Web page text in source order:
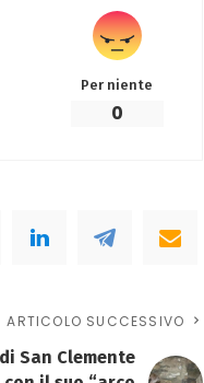
Per niente
0
ARTICOLO SUCCESSIVO
San Clemente